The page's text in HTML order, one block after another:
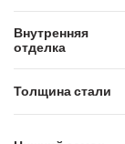
Внутренняя
отделка
Толщина стали